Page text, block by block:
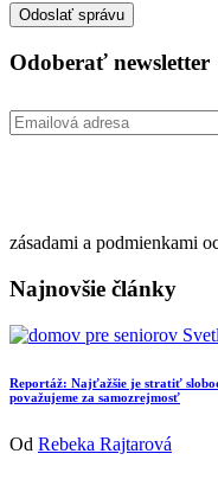
Odoberať newsletter
zásadami a podmienkami
Najnovšie články
Reportáž: Najťažšie je stratiť
považujeme za samozrejmosť
Od Rebeka Rajtarová